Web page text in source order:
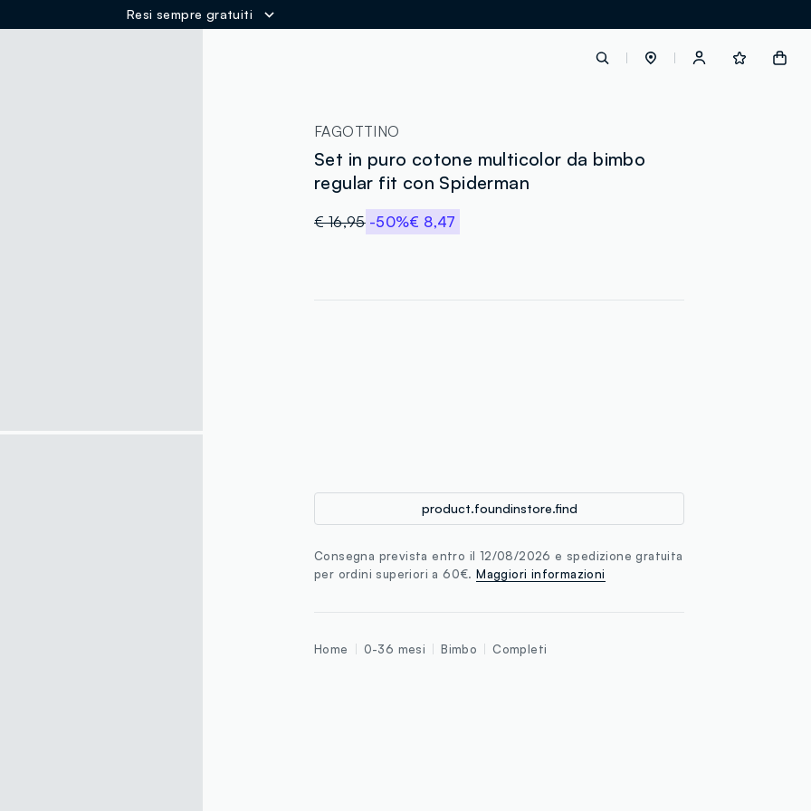
Resi sempre gratuiti
FAGOTTINO
Set in puro cotone multicolor da bimbo
regular fit con Spiderman
€ 16,95 -50%€ 8,47
product.foundinstore.find
Consegna prevista entro il 12/08/2026 e spedizione gratuita
per ordini superiori a 60€.Maggiori informazioni
Home 0-36 mesi Bimbo Completi